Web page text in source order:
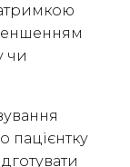
чи
пацієнтку